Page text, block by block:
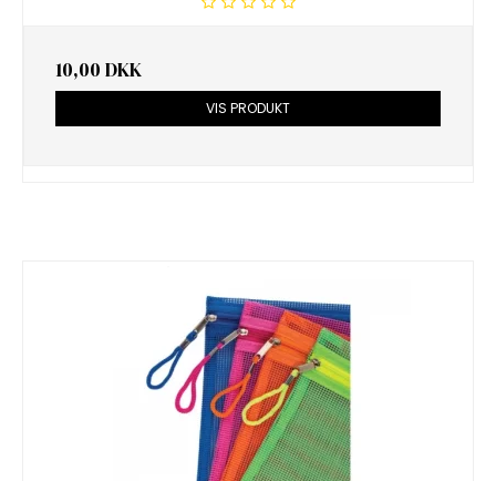
10,00 DKK
VIS PRODUKT